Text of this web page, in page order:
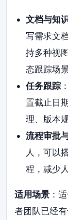
文档与知
写需求文
持多种视
态跟踪场景
任务跟踪
置截止日
理、版本
流程审批
人，可以
程，减少
适用场景 ：
者团队已经